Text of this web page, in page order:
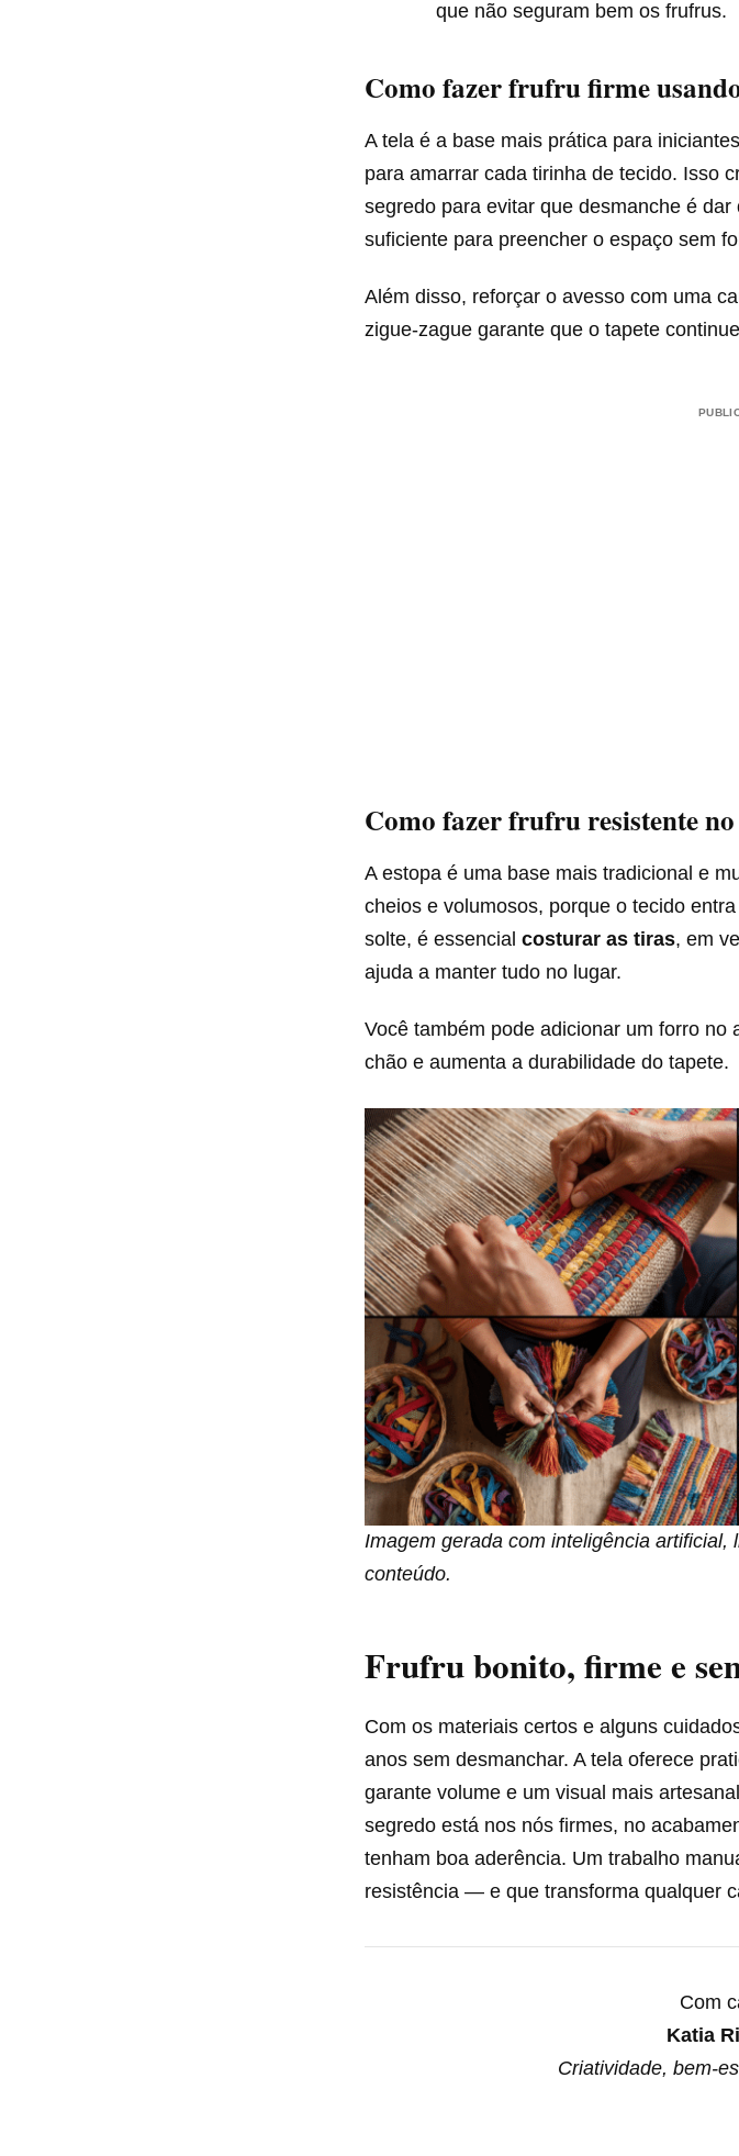
que não seguram bem os frufrus.
Como fazer frufru firme
A tela é a base mais prática para
para amarrar cada tirinha de tecido. Isso
segredo para evitar que desmanche é dar
suficiente para preencher o espaço sem
Além disso, reforçar o avesso com uma
zigue-zague garante que o tapete
Como fazer frufru resistente
A estopa é uma base mais tradicional e
cheios e volumosos, porque o tecido
solte, é essencial costurar as tiras, em
ajuda a manter tudo no lugar.
Você também pode adicionar um forro
chão e aumenta a durabilidade do tapete.
Imagem gerada com inteligência
conteúdo.
Frufru bonito, firme e
Com os materiais certos e alguns
anos sem desmanchar. A tela oferece
garante volume e um visual mais
segredo está nos nós firmes, no
tenham boa aderência. Um trabalho
resistência — e que transforma qualquer
Com
Katia
Criatividade, bem-